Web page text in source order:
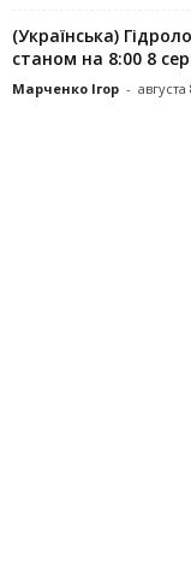
(Українська)
станом на 8:00 8
Марченко Ігор - августа